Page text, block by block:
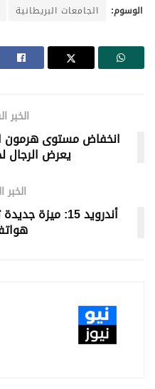
الوسوم: الجامعات البريطانية
الخبر
انخفاض مستوى هرمون
يعرض الرجال
الخبر
أندرويد 15: